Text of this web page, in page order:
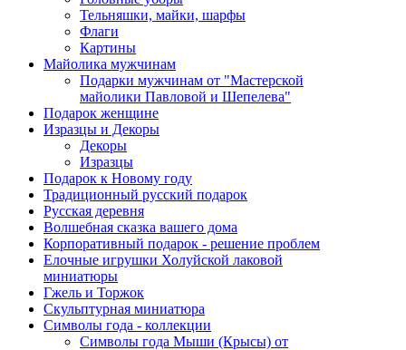
Тельняшки, майки, шарфы
Флаги
Картины
Майолика мужчинам
Подарки мужчинам от "Мастерской
майолики Павловой и Шепелева"
Подарок женщине
Изразцы и Декоры
Декоры
Изразцы
Подарок к Новому году
Традиционный русский подарок
Русская деревня
Волшебная сказка вашего дома
Корпоративный подарок - решение проблем
Елочные игрушки Холуйской лаковой
миниатюры
Гжель и Торжок
Скульптурная миниатюра
Символы года - коллекции
Символы года Мыши (Крысы) от